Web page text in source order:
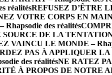
réalitésREFUSEZ D’ÊTRE
VOTRE CORPS EN MAIN
des réalités
DE LA TENTATION
VAINCU LE MONDE –
PAS À APPLIQUER LA
des réalitésNE RATEZ
À PROPOS DE NOTRE